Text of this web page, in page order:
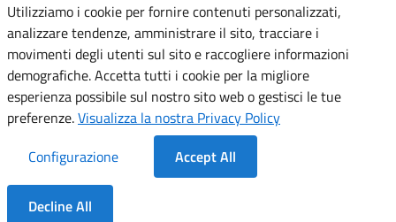
Dichiarazione di accessibilità
Informativa cookie
Note legali
Servizi Applicativi
Utilizziamo i cookie per fornire contenuti personalizzati,
analizzare tendenze, amministrare il sito, tracciare i
movimenti degli utenti sul sito e raccogliere informazioni
demografiche. Accetta tutti i cookie per la migliore
esperienza possibile sul nostro sito web o gestisci le tue
preferenze.Visualizza la nostra Privacy Policy
Configurazione
Accept All
Decline All